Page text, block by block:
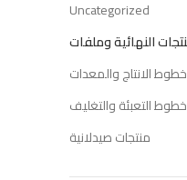
Uncategorized
خطوط الانتاج والمعدات
خطوط التعبئة والتغليف
منتجات صيدلانية